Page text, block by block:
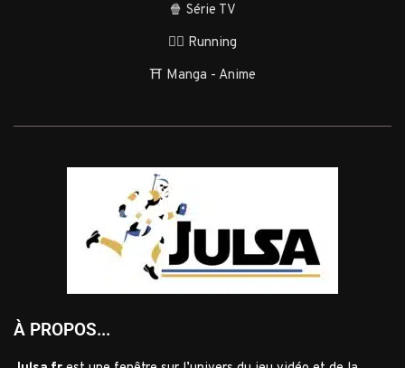
🍿 Série TV
🏃‍♂️ Running
⛩️ Manga - Anime
À PROPOS...